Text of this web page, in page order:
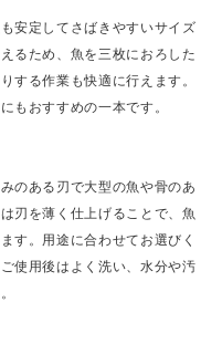
安定してさばきやすいサイズ
るため、魚を三枚におろした
する作業も快適に行えます。
もおすすめの一本です。
のある刃で大型の魚や骨のあ
刃を薄く仕上げることで、魚
す。用途に合わせてお選びく
使用後はよく洗い、水分や汚